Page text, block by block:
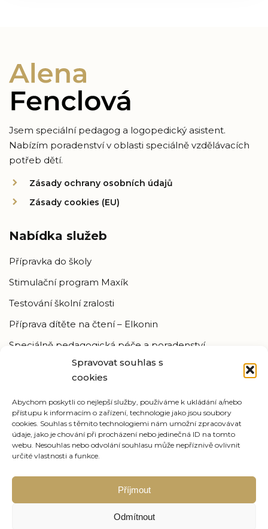
Spravovat souhlas s
cookies
Abychom poskytli co nejlepší služby, používáme k ukládání a/nebo
přístupu k informacím o zařízení, technologie jako jsou soubory
cookies. Souhlas s těmito technologiemi nám umožní zpracovávat
údaje, jako je chování při procházení nebo jedinečná ID na tomto
webu. Nesouhlas nebo odvolání souhlasu může nepříznivě ovlivnit
určité vlastnosti a funkce.
Příjmout
Odmítnout
Jsem speciální pedagog a logopedický asistent.
Nabízím poradenství v oblasti speciálně vzdělávacích
potřeb dětí.
Zásady ochrany osobních údajů
Zásady cookies (EU)
Nabídka služeb
Přípravka do školy
Stimulační program Maxík
Testování školní zralosti
Příprava dítěte na čtení – Elkonin
Speciálně pedagogická péče a poradenství
Neuro-vývojová stimulace
Kontaktní údaje
Ráda Vás uvítám ve své kanceláři v Berouně v ulici
Pivovarská 170/3 v Berouně.
Adresa: Pivovarská 170/3, Beroun
Telefon: +420 739 153 475
Email:
alena@poradenstvidetem.cz